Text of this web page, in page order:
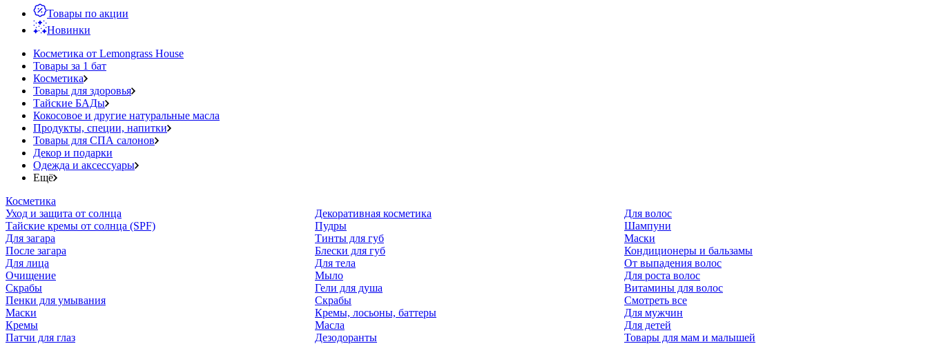
Товары по акции
Новинки
Косметика от Lemongrass House
Товары за 1 бат
Косметика
Товары для здоровья
Тайские БАДы
Кокосовое и другие натуральные масла
Продукты, специи, напитки
Товары для СПА салонов
Декор и подарки
Одежда и аксессуары
Ещё
Косметика
Уход и защита от солнца
Тайские кремы от солнца (SPF)
Для загара
После загара
Для лица
Очищение
Скрабы
Пенки для умывания
Маски
Кремы
Патчи для глаз
Декоративная косметика
Пудры
Тинты для губ
Блески для губ
Для тела
Мыло
Гели для душа
Скрабы
Кремы, лосьоны, баттеры
Масла
Дезодоранты
Для волос
Шампуни
Маски
Кондиционеры и бальзамы
От выпадения волос
Для роста волос
Витамины для волос
Смотреть все
Для мужчин
Для детей
Товары для мам и малышей